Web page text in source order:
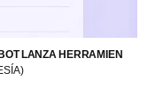
LANZA HERRAMIEN